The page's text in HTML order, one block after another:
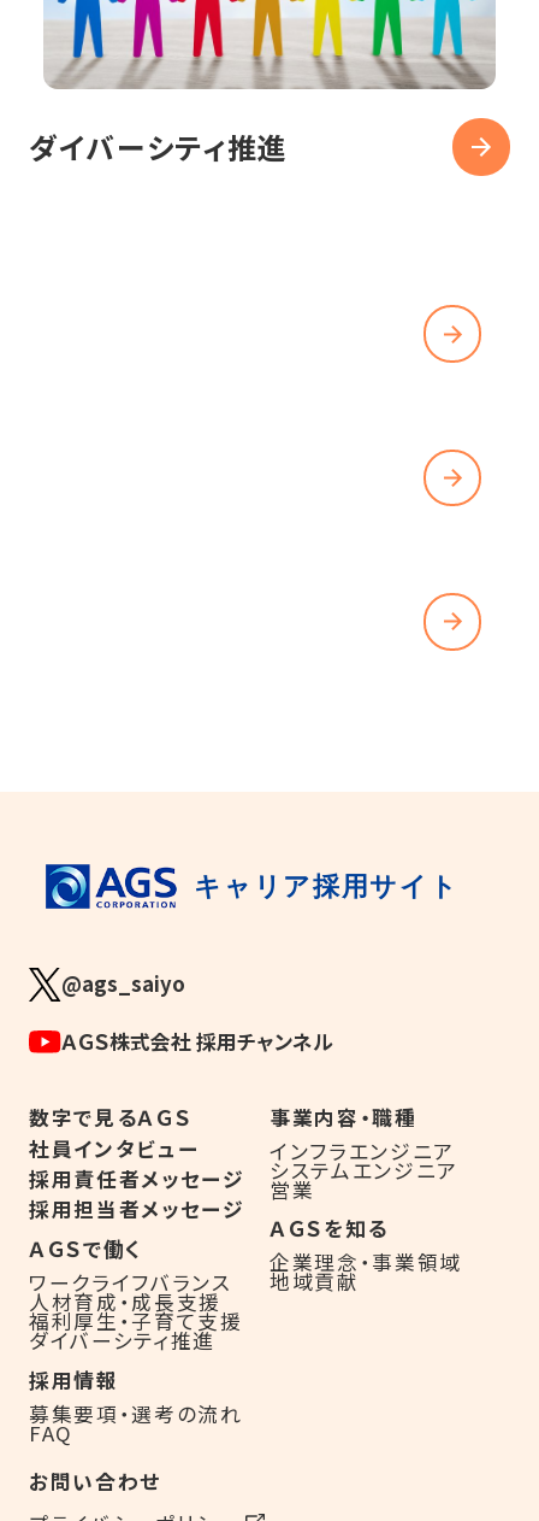
ダイバーシティ推進
キャリア採用サイト
@ags_saiyo
ＡＧＳ株式会社 採用チャンネル
採用責任者メッセージ
採用担当者メッセージ
数字で見るＡＧＳ
社員インタビュー
ＡＧＳを知る
企業理念・事業領域
地域貢献
事業内容・職種
インフラエンジニア
システムエンジニア
営業
採用情報
募集要項・選考の流れ
FAQ
ＡＧＳで働く
ワークライフバランス
人材育成・成長支援
福利厚生・子育て支援
ダイバーシティ推進
お問い合わせ